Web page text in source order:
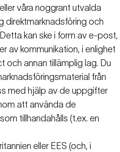
våra noggrant utvalda
direktmarknadsföring och
kan ske i form av e-post,
av kommunikation, i enlighet
och annan tillämplig lag. Du
från
med hjälp av de uppgifter
att använda de
tillhandahålls (t.ex. en
eller EES (och, i